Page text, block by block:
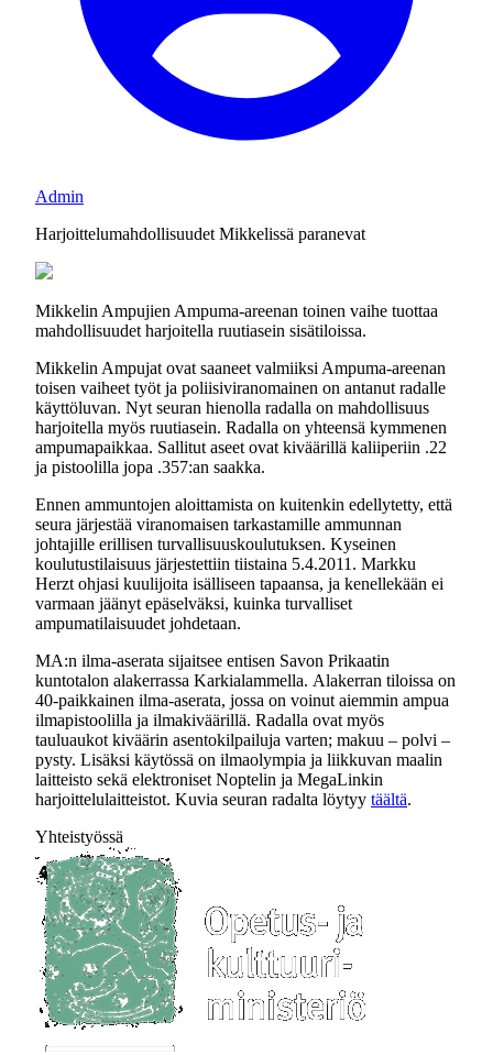
Admin
Harjoittelumahdollisuudet Mikkelissä paranevat
Mikkelin Ampujien Ampuma-areenan toinen vaihe tuottaa
mahdollisuudet harjoitella ruutiasein sisätiloissa.
Mikkelin Ampujat ovat saaneet valmiiksi Ampuma-areenan
toisen vaiheet työt ja poliisiviranomainen on antanut radalle
käyttöluvan. Nyt seuran hienolla radalla on mahdollisuus
harjoitella myös ruutiasein. Radalla on yhteensä kymmenen
ampumapaikkaa. Sallitut aseet ovat kiväärillä kaliiperiin .22
ja pistoolilla jopa .357:an saakka.
Ennen ammuntojen aloittamista on kuitenkin edellytetty, että
seura järjestää viranomaisen tarkastamille ammunnan
johtajille erillisen turvallisuuskoulutuksen. Kyseinen
koulutustilaisuus järjestettiin tiistaina 5.4.2011. Markku
Herzt ohjasi kuulijoita isälliseen tapaansa, ja kenellekään ei
varmaan jäänyt epäselväksi, kuinka turvalliset
ampumatilaisuudet johdetaan.
MA:n ilma-aserata sijaitsee entisen Savon Prikaatin
kuntotalon alakerrassa Karkialammella. Alakerran tiloissa on
40-paikkainen ilma-aserata, jossa on voinut aiemmin ampua
ilmapistoolilla ja ilmakiväärillä. Radalla ovat myös
tauluaukot kiväärin asentokilpailuja varten; makuu – polvi –
pysty. Lisäksi käytössä on ilmaolympia ja liikkuvan maalin
laitteisto sekä elektroniset Noptelin ja MegaLinkin
harjoittelulaitteistot. Kuvia seuran radalta löytyy täältä.
Yhteistyössä